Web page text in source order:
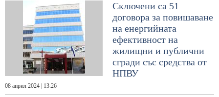
Сключени са 51
договора за повишаване
на енергийната
ефективност на
жилищни и публични
сгради със средства от
НПВУ
08 април 2024 | 13:26